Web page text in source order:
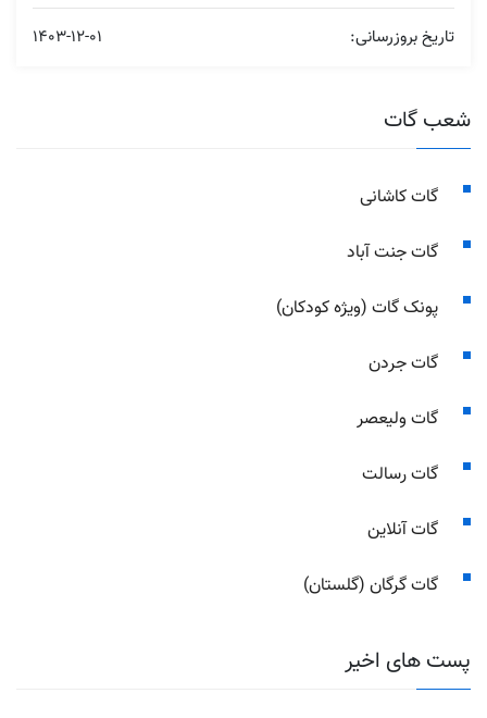
تاریخ بروزرسانی: 1403-12-01
شعب گات
گات کاشانی
گات جنت آباد
پونک گات (ویژه کودکان)
گات جردن
گات ولیعصر
گات رسالت
گات آنلاین
گات گرگان (گلستان)
پست های اخیر